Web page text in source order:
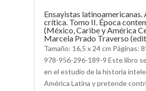
Ensayistas
crítica. Tomo II. Época
(México, Caribe y América
Marcela Prado Traverso
Tamaño: 16,5 x 24 cm Páginas:
978-956-296-189-9 Este libro
en el estudio de la historia
América Latina y pretende